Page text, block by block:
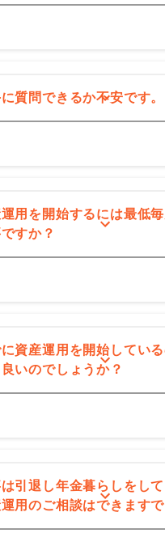
に質問できるか不安です。
用を開始するには最低
すか？
資産運用を開始してい
いのでしょうか？
引退し年金暮らしをして
用のご相談はできます